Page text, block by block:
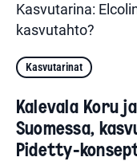
Kasvutarina:
kasvutahto?
Kasvutarinat
Kalevala Koru
Suomessa,
Pidetty-